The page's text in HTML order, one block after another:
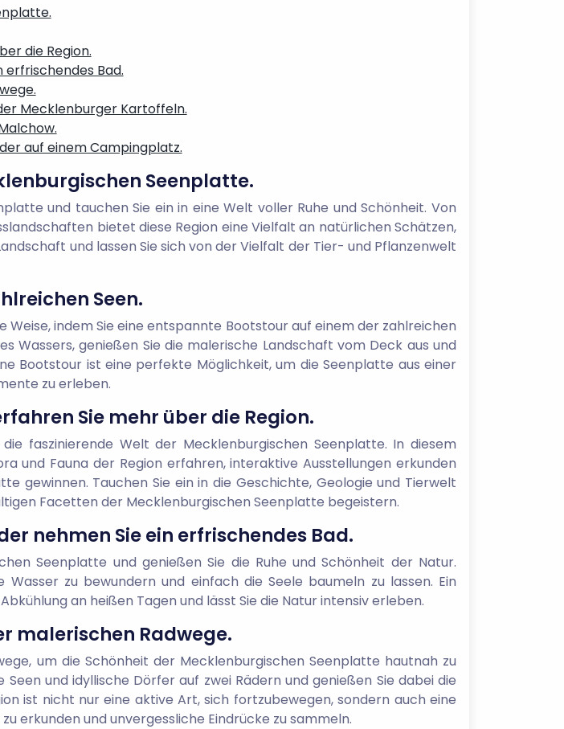
die Region.
erfrischendes Bad.
Mecklenburger Kartoffeln.
auf einem Campingplatz.
Seenplatte.
und tauchen Sie ein in eine Welt voller Ruhe und Schönheit. Von
bietet diese Region eine Vielfalt an natürlichen Schätzen,
und lassen Sie sich von der Vielfalt der Tier- und Pflanzenwelt
Seen.
indem Sie eine entspannte Bootstour auf einem der zahlreichen
Wassers, genießen Sie die malerische Landschaft vom Deck aus und
Bootstour ist eine perfekte Möglichkeit, um die Seenplatte aus einer
zu erleben.
Sie mehr über die Region.
faszinierende Welt der Mecklenburgischen Seenplatte. In diesem
und Fauna der Region erfahren, interaktive Ausstellungen erkunden
gewinnen. Tauchen Sie ein in die Geschichte, Geologie und Tierwelt
Facetten der Mecklenburgischen Seenplatte begeistern.
nehmen Sie ein erfrischendes Bad.
Seenplatte und genießen Sie die Ruhe und Schönheit der Natur.
zu bewundern und einfach die Seele baumeln zu lassen. Ein
an heißen Tagen und lässt Sie die Natur intensiv erleben.
malerischen Radwege.
um die Schönheit der Mecklenburgischen Seenplatte hautnah zu
und idyllische Dörfer auf zwei Rädern und genießen Sie dabei die
ist nicht nur eine aktive Art, sich fortzubewegen, sondern auch eine
erkunden und unvergessliche Eindrücke zu sammeln.